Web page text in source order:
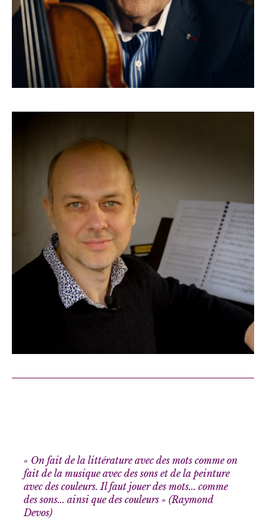
« On fait de la littérature avec des mots comme on
fait de la musique avec des sons et de la peinture
avec des couleurs. Il faut jouer des mots... comme
des sons... ainsi que des couleurs » (Raymond
Devos)